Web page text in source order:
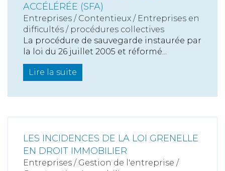
ACCÉLÉRÉE (SFA)
Entreprises / Contentieux / Entreprises en
difficultés / procédures collectives
La procédure de sauvegarde instaurée par
la loi du 26 juillet 2005 et réformé...
Lire la suite
LES INCIDENCES DE LA LOI GRENELLE
EN DROIT IMMOBILIER
Entreprises / Gestion de l'entreprise /